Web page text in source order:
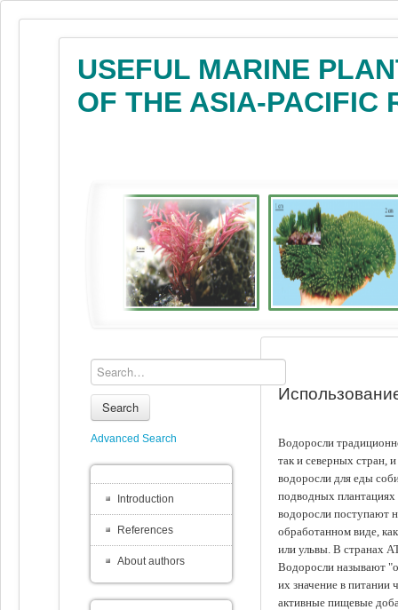
USEFUL MARINE
OF THE ASIA-PACIFIC
Водоросли
так и северных стран,
водоросли для еды
подводных
водоросли поступают
обработанном виде,
или ульвы. В странах
Водоросли называют
их значение в питании
активные пищевые
Search
Advanced Search
Introduction
References
About authors